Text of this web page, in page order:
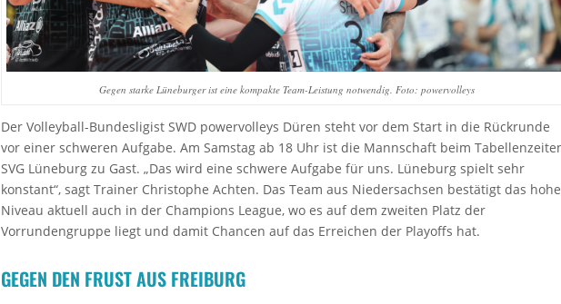
Gegen starke Lüneburger ist eine kompakte Team-Leistung notwendig. Foto: powervolleys
Der Volleyball-Bundesligist SWD powervolleys Düren steht vor dem Start in die Rückrunde
vor einer schweren Aufgabe. Am Samstag ab 18 Uhr ist die Mannschaft beim
SVG Lüneburg zu Gast. „Das wird eine schwere Aufgabe für uns. Lüneburg spielt sehr
konstant“, sagt Trainer Christophe Achten. Das Team aus Niedersachsen bestätigt das hohe
Niveau aktuell auch in der Champions League, wo es auf dem zweiten Platz der
Vorrundengruppe liegt und damit Chancen auf das Erreichen der Playoffs hat.
GEGEN DEN FRUST AUS FREIBURG